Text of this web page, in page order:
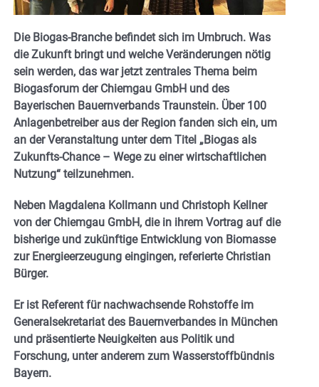
Die Biogas-Branche befindet sich im Umbruch. Was
die Zukunft bringt und welche Veränderungen nötig
sein werden, das war jetzt zentrales Thema beim
Biogasforum der Chiemgau GmbH und des
Bayerischen Bauernverbands Traunstein. Über 100
Anlagenbetreiber aus der Region fanden sich ein, um
an der Veranstaltung unter dem Titel „Biogas als
Zukunfts-Chance – Wege zu einer wirtschaftlichen
Nutzung“ teilzunehmen.
Neben Magdalena Kollmann und Christoph Kellner
von der Chiemgau GmbH, die in ihrem Vortrag auf die
bisherige und zukünftige Entwicklung von Biomasse
zur Energieerzeugung eingingen, referierte Christian
Bürger.
Er ist Referent für nachwachsende Rohstoffe im
Generalsekretariat des Bauernverbandes in München
und präsentierte Neuigkeiten aus Politik und
Forschung, unter anderem zum Wasserstoffbündnis
Bayern.